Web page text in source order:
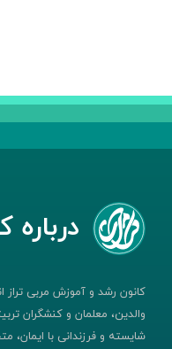
کانون رشد و آموزش مربی
والدین، معلمان و کنشگران
شایسته و فرزندانی با ایمان،